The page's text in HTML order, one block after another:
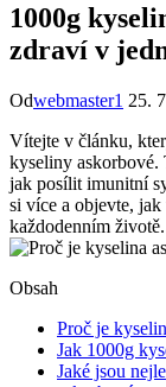
1000g
zdraví v
Odwebmaster1 25.
Vítejte v článku,
kyseliny askorbové.
jak posílit imunitní
si více a objevte,
každodenním životě.
Obsah
Proč je
Jak 1000g
Jaké jsou